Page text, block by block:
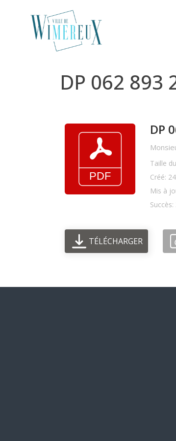
DP 062 893
DP
Taille
Créé:
Mis à
Succès:
TÉLÉCHARGER